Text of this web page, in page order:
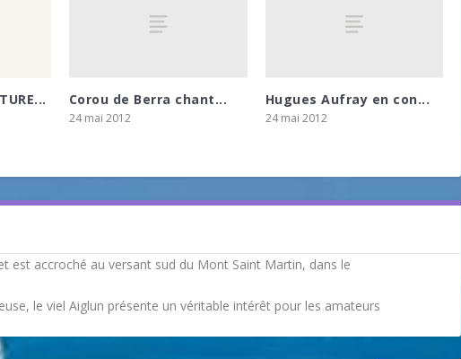
Corou de Berra chant...
24 mai 2012
Hugues Aufray en con...
24 mai 2012
est accroché au versant sud du Mont Saint Martin, dans le
le viel Aiglun présente un véritable intérêt pour les amateurs